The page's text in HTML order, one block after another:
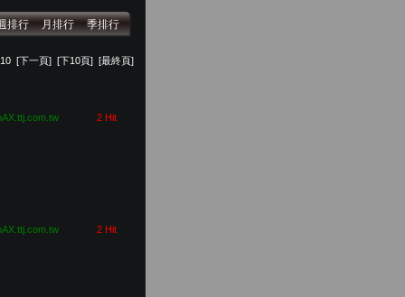
排行 月排行 季排行
10 [下一頁] [下10頁] [最終頁]
2 Hit
2 Hit